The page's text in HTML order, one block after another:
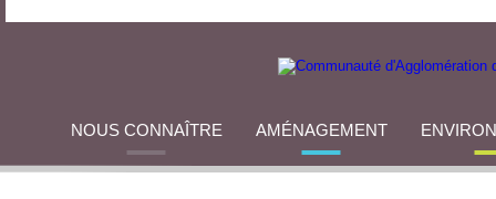
NOUS CONNAÎTRE AMÉNAGEMENT